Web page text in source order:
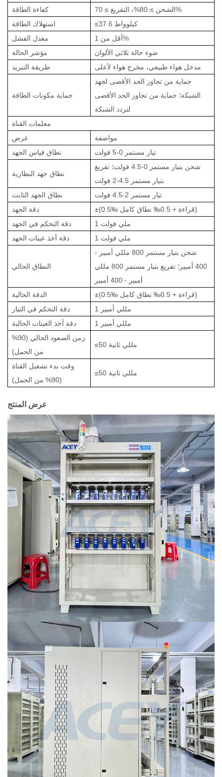
كفاءة الطاقة
الشحن ≥ 80%، التفريغ ≥ 70%
استهلاك الطاقة
≤37.6 كيلوواط
معدل الفشل
أقل من 1%
مؤشر الحالة
ضوء حالة ثلاثي الألوان
طريقة التبريد
مدخل هواء طبيعي، مخرج هواء لأعلى
حماية مكونات الطاقة
حماية من تجاوز الحد الأقصى لجهد
الشبكة؛ حماية من تجاوز الحد الأقصى
لتردد الشبكة
معلمات القناة
غرض
مواصفة
نطاق قياس الجهد
تيار مستمر 0-5 فولت
نطاق جهد البطارية
شحن بتيار مستمر 0-4.5 فولت؛ تفريغ
بتيار مستمر 4.5-2 فولت
نطاق الجهد الثابت
تيار مستمر 2-4.5 فولت
دقة الجهد
±(0.5‰ قراءة + 0.5‰ نطاق كامل)
دقة التحكم في الجهد
1 ملي فولت
دقة أخذ عينات الجهد
1 ملي فولت
النطاق الحالي
شحن بتيار مستمر 800 مللي أمبير -
400 أمبير؛ تفريغ بتيار مستمر 800 مللي
أمبير - 400 أمبير
الدقة الحالية
±(0.5‰ قراءة + 0.5‰ نطاق كامل)
دقة التحكم في التيار
1 مللي أمبير
دقة أخذ العينات الحالية
1 مللي أمبير
زمن الصعود الحالي (90%
من الحمل)
≤50 مللي ثانية
وقت بدء تشغيل القناة
(90% من الحمل)
≤50 مللي ثانية
عرض المنتج